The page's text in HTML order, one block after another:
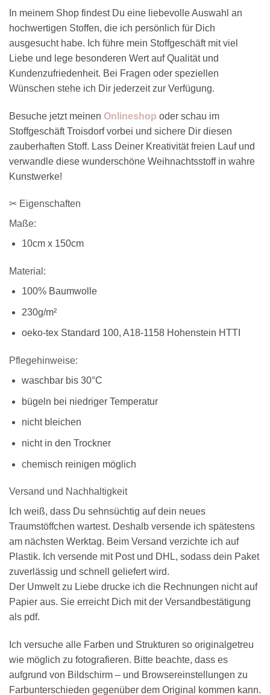
In meinem Shop findest Du eine liebevolle Auswahl an
hochwertigen Stoffen, die ich persönlich für Dich
ausgesucht habe. Ich führe mein Stoffgeschäft mit viel
Liebe und lege besonderen Wert auf Qualität und
Kundenzufriedenheit. Bei Fragen oder speziellen
Wünschen stehe ich Dir jederzeit zur Verfügung.
Besuche jetzt meinen Onlineshop oder schau im
Stoffgeschäft Troisdorf vorbei und sichere Dir diesen
zauberhaften Stoff. Lass Deiner Kreativität freien Lauf und
verwandle diese wunderschöne Weihnachtsstoff in wahre
Kunstwerke!
✂ Eigenschaften
Maße:
10cm x 150cm
Material:
100% Baumwolle
230g/m²
oeko-tex Standard 100, A18-1158 Hohenstein HTTI
Pflegehinweise:
waschbar bis 30°C
bügeln bei niedriger Temperatur
nicht bleichen
nicht in den Trockner
chemisch reinigen möglich
Versand und Nachhaltigkeit
Ich weiß, dass Du sehnsüchtig auf dein neues
Traumstöffchen wartest. Deshalb versende ich spätestens
am nächsten Werktag. Beim Versand verzichte ich auf
Plastik. Ich versende mit Post und DHL, sodass dein Paket
zuverlässig und schnell geliefert wird.
Der Umwelt zu Liebe drucke ich die Rechnungen nicht auf
Papier aus. Sie erreicht Dich mit der Versandbestätigung
als pdf.
Ich versuche alle Farben und Strukturen so originalgetreu
wie möglich zu fotografieren. Bitte beachte, dass es
aufgrund von Bildschirm – und Browsereinstellungen zu
Farbunterschieden gegenüber dem Original kommen kann.